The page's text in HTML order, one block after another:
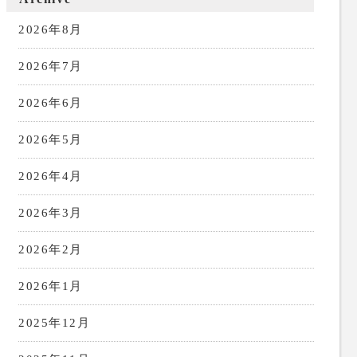
2026年8月
2026年7月
2026年6月
2026年5月
2026年4月
2026年3月
2026年2月
2026年1月
2025年12月